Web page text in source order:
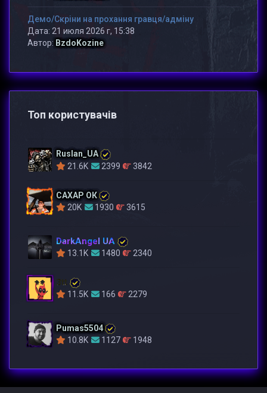
Демо/Скріни на прохання гравця/адміну
Дата: 21 июля 2026 г, 15:38
Автор: BzdoKozine
Топ користувачів
Ruslan_UA
21.6K
2399 3842
САХАР ОК
20K
1930 3615
DarkAngel UA
13.1K 1480 2340
3tt
11.5K 166 2279
Pumas5504
10.8K
1127 1948